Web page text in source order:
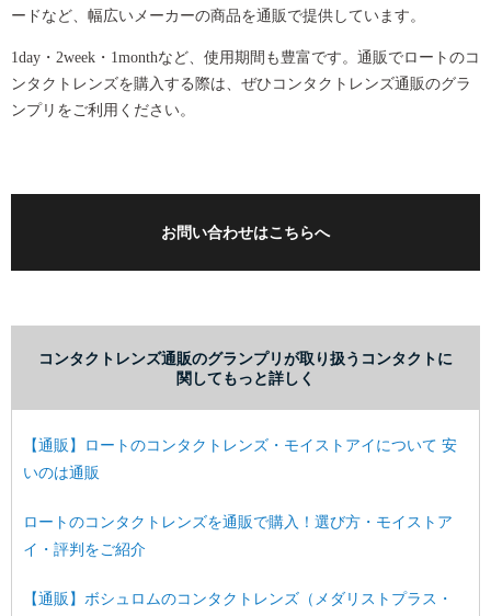
ードなど、幅広いメーカーの商品を通販で提供しています。
1day・2week・1monthなど、使用期間も豊富です。通販でロートのコ
ンタクトレンズを購入する際は、ぜひコンタクトレンズ通販のグラ
ンプリをご利用ください。
お問い合わせはこちらへ
コンタクトレンズ通販のグランプリが取り扱うコンタクトに
関してもっと詳しく
【通販】ロートのコンタクトレンズ・モイストアイについて 安
いのは通販
ロートのコンタクトレンズを通販で購入！選び方・モイストア
イ・評判をご紹介
【通販】ボシュロムのコンタクトレンズ（メダリストプラス・